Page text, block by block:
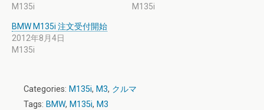
M135i
M135i
BMW M135i 注文受付開始
2012年8月4日
M135i
Categories: M135i, M3, クルマ
Tags: BMW, M135i, M3